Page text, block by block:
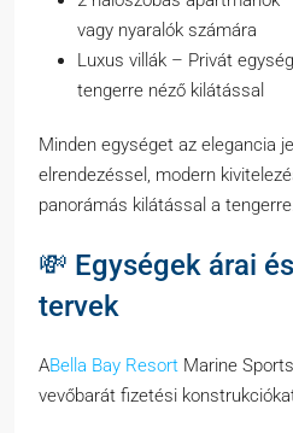
vagy nyaralók számára
Luxus villák – Privát
tengerre néző kilátással
Minden egységet az elegancia
elrendezéssel, modern
panorámás kilátással a
💸 Egységek árai
tervek
ABella Bay Resort Marine
vevőbarát fizetési